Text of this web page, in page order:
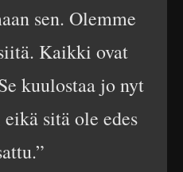
sen. Olemme
Kaikki ovat
kuulostaa jo nyt
sitä ole edes